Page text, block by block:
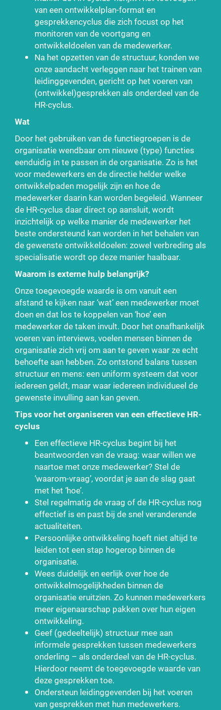
van een ontwikkelplan-format en
gesprekkencyclus die zich focust op het
monitoren van de voortgang en
ontwikkeldoelen van de medewerker.
Na het opzetten van de structuur, konden we
onze aandacht verleggen naar het trainen van
leidinggevenden, gericht op het voeren van
(ontwikkel)gesprekken als onderdeel van de
HR-cyclus.
Wat
Door het gebruiken van de functiegroepen is de
organisatie wendbaar om nieuwe (type) functies
eenduidig in te passen in de organisatie. Zo is het
voor medewerkers en de directie helder welke
ontwikkelpaden mogelijk zijn en hoe de
medewerker daarin kan worden begeleid. Wanneer
de HR-cyclus daar direct op aansluit, wordt
inzichtelijk op welke manier de medewerker het
beste ondersteund kan worden in het behalen van
de gewenste ontwikkeldoelen: zowel verbreding als
specialisatie wordt op deze manier haalbaar.
Waarom is externe hulp belangrijk?
Onze toegevoegde waarde is om vanuit een
afstand te kijken naar ‘wat’ een medewerker moet
doen en dat los te koppelen van ‘hoe’ een
medewerker de taken invult. Door het onafhankelijk
voeren van interviews, voelen mensen binnen de
organisatie zich vrij om aan te geven waar ze echt
behoefte aan hebben. Zo ontstond balans tussen
structuur en mens: een uniform systeem dat voor
iedereen geldt, maar waar iedereen individueel de
gewenste invulling aan kan geven.
Tips voor het organiseren van een effectieve HR-
cyclus
Een effectieve HR-cyclus begint bij het
beantwoorden van de vraag: waar willen we
naartoe met onze medewerker? Stel de
‘waarom-vraag’, voordat je aan de slag gaat
met het ‘hoe’.
Stel regelmatig de vraag of de HR-cyclus nog
effectief is en past bij de snel veranderende
actualiteiten.
Persoonlijke ontwikkeling hoeft niet altijd te
leiden tot een stap hogerop binnen de
organisatie.
Wees duidelijk en eerlijk over hoe de
ontwikkelmogelijkheden binnen de
organisatie eruitzien. Zo kunnen medewerkers
meer eigenaarschap pakken over hun eigen
ontwikkeling.
Geef (gedeeltelijk) structuur mee aan
informele gesprekken tussen medewerkers
onderling – als onderdeel van de HR-cyclus.
Hierdoor neemt de toegevoegde waarde van
deze gesprekken toe.
Ondersteun leidinggevenden bij het voeren
van gesprekken met hun medewerkers.